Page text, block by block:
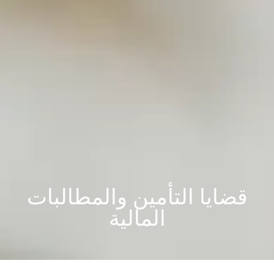
قضايا التأمين والمطالبات
المالية